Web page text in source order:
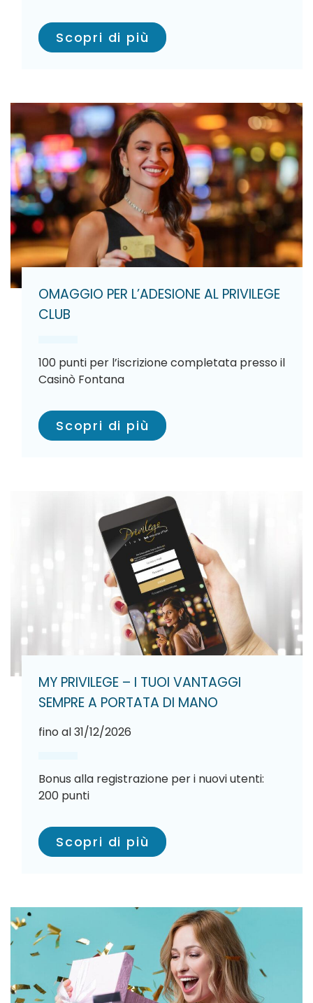
Scopri di più
OMAGGIO PER L’ADESIONE AL PRIVILEGE
CLUB
100 punti per l’iscrizione completata presso il
Casinò Fontana
Scopri di più
MY PRIVILEGE – I TUOI VANTAGGI
SEMPRE A PORTATA DI MANO
fino al 31/12/2026
Bonus alla registrazione per i nuovi utenti:
200 punti
Scopri di più